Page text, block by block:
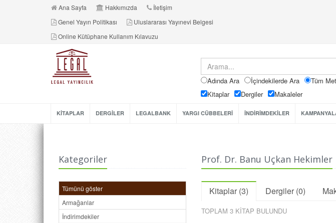
Ana Sayfa Hakkımızda
İletişim
Genel Yayın Politikası
Uluslararası Yayınevi Belgesi
Online Kütüphane Kullanım Kılavuzu
Adında Ara İçindekilerde Ara Tüm
Kitaplar
Dergiler Makaleler
KİTAPLAR DERGİLER LEGALBANK YARGI CÜBBELERİ İNDİRİMDEKİLER
Kategoriler
Tümünü göster
Armağanlar
İndirimdekiler
Prof. Dr. Banu Uçkan Hekimler
Kitaplar (3) Dergiler (0)
TOPLAM 3 KİTAP BULUNDU